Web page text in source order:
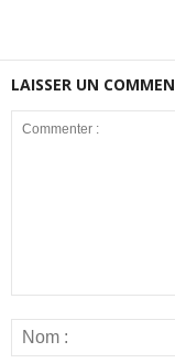
LAISSER UN